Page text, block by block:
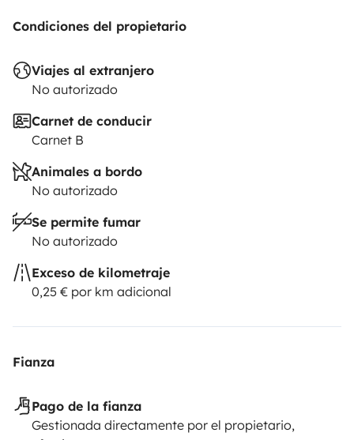
Condiciones del propietario
Viajes al extranjero
No autorizado
Carnet de conducir
Carnet B
Animales a bordo
No autorizado
Se permite fumar
No autorizado
Exceso de kilometraje
0,25 € por km adicional
Fianza
Pago de la fianza
Gestionada directamente por el propietario,